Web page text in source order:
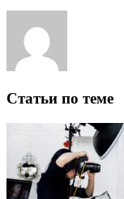
Статьи по теме